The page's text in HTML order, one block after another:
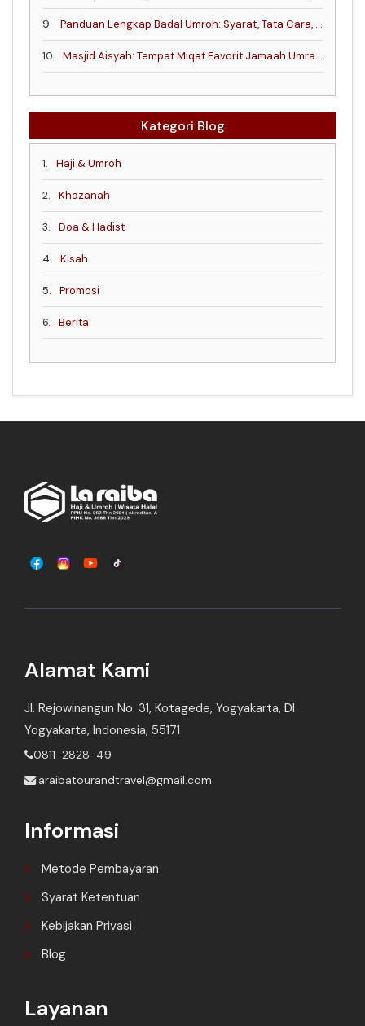
9. Panduan Lengkap Badal Umroh: Syarat, Tata Cara, dan Keutamaan Ibadahnya
10. Masjid Aisyah: Tempat Miqat Favorit Jamaah Umrah di Mekkah
Kategori Blog
1. Haji & Umroh
2. Khazanah
3. Doa & Hadist
4. Kisah
5. Promosi
6. Berita
Alamat Kami
Jl. Rejowinangun No. 31, Kotagede, Yogyakarta, DI
Yogyakarta, Indonesia, 55171
0811-2828-49
laraibatourandtravel@gmail.com
Informasi
Metode Pembayaran
Syarat Ketentuan
Kebijakan Privasi
Blog
Layanan